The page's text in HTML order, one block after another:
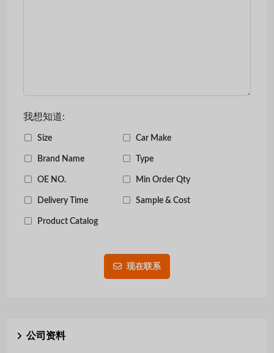
我想知道:
Size Car Make
Brand Name Type
OE NO. Min Order Qty
Delivery Time Sample & Cost
Product Catalog
现在联系
公司资料